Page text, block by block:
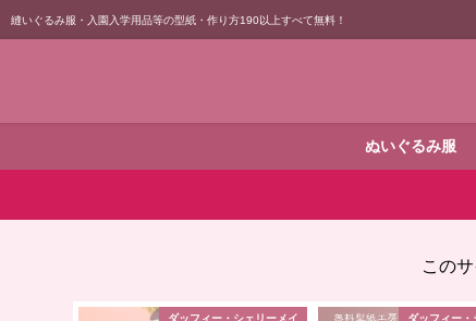
縫いぐるみ服・入園入学用品等の型紙・作り方190以上すべて無料！
ぬいぐるみ服
この
ダッフィー・シェリーメイ